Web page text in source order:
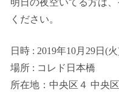
明日の夜空いてる方は
ください。
日時 : 2019年10月29日(
場所 : コレド日本橋
所在地：中央区４ 中央